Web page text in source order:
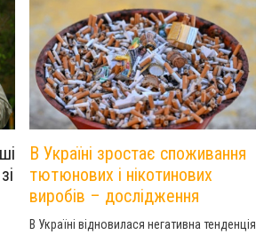
В Україні зростає споживання
тютюнових і нікотинових
виробів – дослідження
В Україні відновилася негативна тенденція